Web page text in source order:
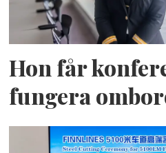
Hon får
fungera